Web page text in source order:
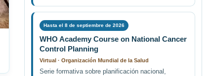
Hasta el 8 de septiembre de 2026
WHO Academy Course on National Cancer
Control Planning
Virtual · Organización Mundial de la Salud
Serie formativa sobre planificación nacional,